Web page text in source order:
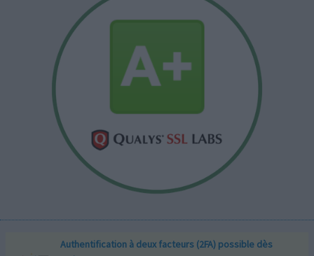
Authentification à deux facteurs (2FA) possible dès